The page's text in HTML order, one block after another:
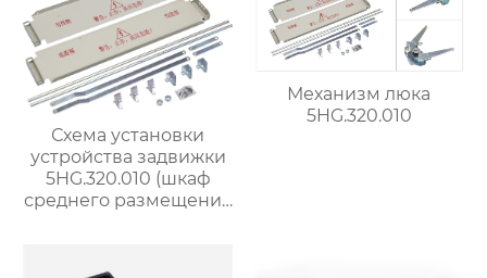
Схема установки
устройства задвижки
5HG.320.010 (шкаф
среднего размещения
Механизм люка
5HG.320.010